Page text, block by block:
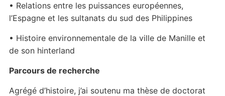
• Relations entre les puissances européennes,
l’Espagne et les sultanats du sud des Philippines
• Histoire environnementale de la ville de Manille et
de son hinterland
Parcours de recherche
Agrégé d’histoire, j’ai soutenu ma thèse de doctorat